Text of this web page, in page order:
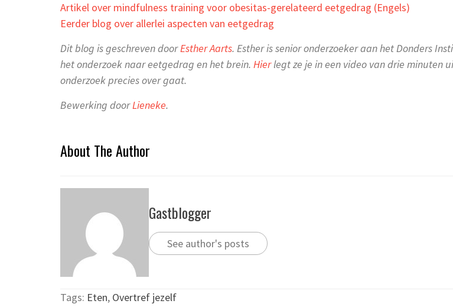
Artikel over mindfulness training voor obesitas-gerelateerd eetgedrag (Engels)
Eerder blog over allerlei aspecten van eetgedrag
Dit blog is geschreven doorEsther Aarts. Esther is senior onderzoeker aan het Donders
het onderzoek naar eetgedrag en het brein. Hierlegt ze je in een video van drie minuten
onderzoek precies over gaat.
Bewerking doorLieneke.
About The Author
Gastblogger
See author's posts
Tags: Eten, Overtref jezelf